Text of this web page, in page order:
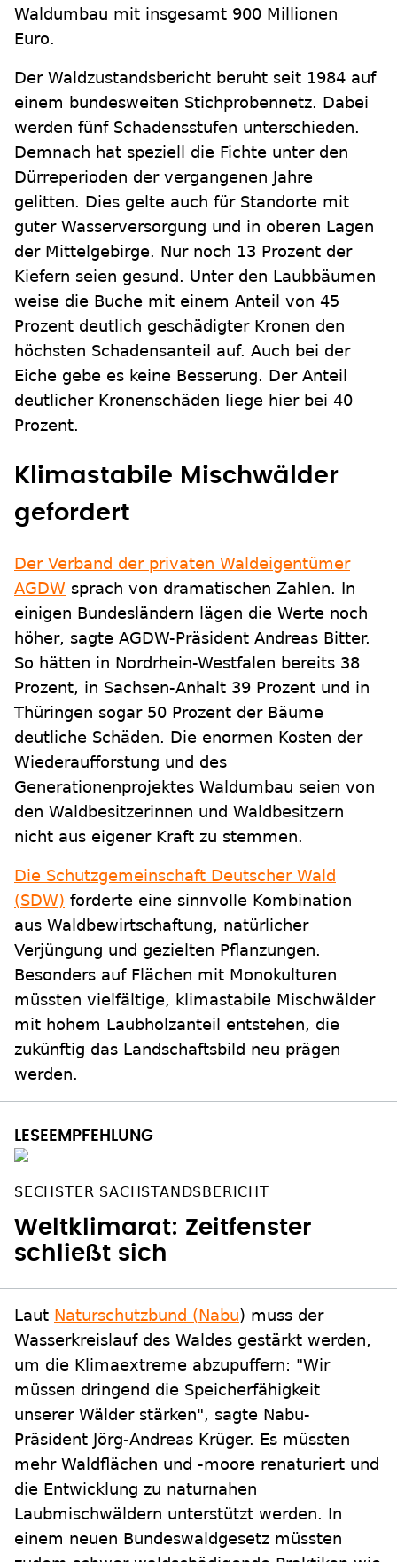
Waldumbau mit insgesamt 900 Millionen
Euro.
Der Waldzustandsbericht beruht seit 1984 auf
einem bundesweiten Stichprobennetz. Dabei
werden fünf Schadensstufen unterschieden.
Demnach hat speziell die Fichte unter den
Dürreperioden der vergangenen Jahre
gelitten. Dies gelte auch für Standorte mit
guter Wasserversorgung und in oberen Lagen
der Mittelgebirge. Nur noch 13 Prozent der
Kiefern seien gesund. Unter den Laubbäumen
weise die Buche mit einem Anteil von 45
Prozent deutlich geschädigter Kronen den
höchsten Schadensanteil auf. Auch bei der
Eiche gebe es keine Besserung. Der Anteil
deutlicher Kronenschäden liege hier bei 40
Prozent.
Klimastabile Mischwälder
gefordert
Der Verband der privaten Waldeigentümer
AGDW sprach von dramatischen Zahlen. In
einigen Bundesländern lägen die Werte noch
höher, sagte AGDW-Präsident Andreas Bitter.
So hätten in Nordrhein-Westfalen bereits 38
Prozent, in Sachsen-Anhalt 39 Prozent und in
Thüringen sogar 50 Prozent der Bäume
deutliche Schäden. Die enormen Kosten der
Wiederaufforstung und des
Generationenprojektes Waldumbau seien von
den Waldbesitzerinnen und Waldbesitzern
nicht aus eigener Kraft zu stemmen.
Die Schutzgemeinschaft Deutscher Wald
(SDW) forderte eine sinnvolle Kombination
aus Waldbewirtschaftung, natürlicher
Verjüngung und gezielten Pflanzungen.
Besonders auf Flächen mit Monokulturen
müssten vielfältige, klimastabile Mischwälder
mit hohem Laubholzanteil entstehen, die
zukünftig das Landschaftsbild neu prägen
werden.
SECHSTER SACHSTANDSBERICHT
Weltklimarat: Zeitfenster
schließt sich
Laut Naturschutzbund (Nabu) muss der
Wasserkreislauf des Waldes gestärkt werden,
um die Klimaextreme abzupuffern: "Wir
müssen dringend die Speicherfähigkeit
unserer Wälder stärken", sagte Nabu-
Präsident Jörg-Andreas Krüger. Es müssten
mehr Waldflächen und -moore renaturiert und
die Entwicklung zu naturnahen
Laubmischwäldern unterstützt werden. In
einem neuen Bundeswaldgesetz müssten